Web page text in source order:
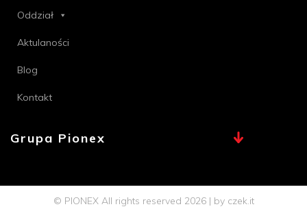
Oddział
Aktulaności
Blog
Kontakt
Grupa Pionex
Chemia Bielsko
Profi PSB© PIONEX All rights reserved 2026 | by czek.it